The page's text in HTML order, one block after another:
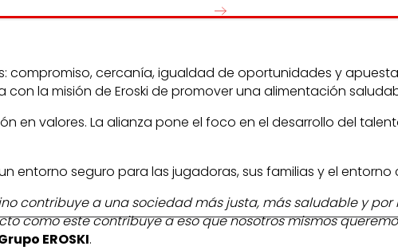
cercanía, igualdad de oportunidades y
la misión de Eroski de promover una alimentación
valores. La alianza pone el foco en el desarrollo del
entorno seguro para las jugadoras, sus familias y el
contribuye a una sociedad más justa, más saludable y
como este contribuye a eso que nosotros mismos
EROSKI.